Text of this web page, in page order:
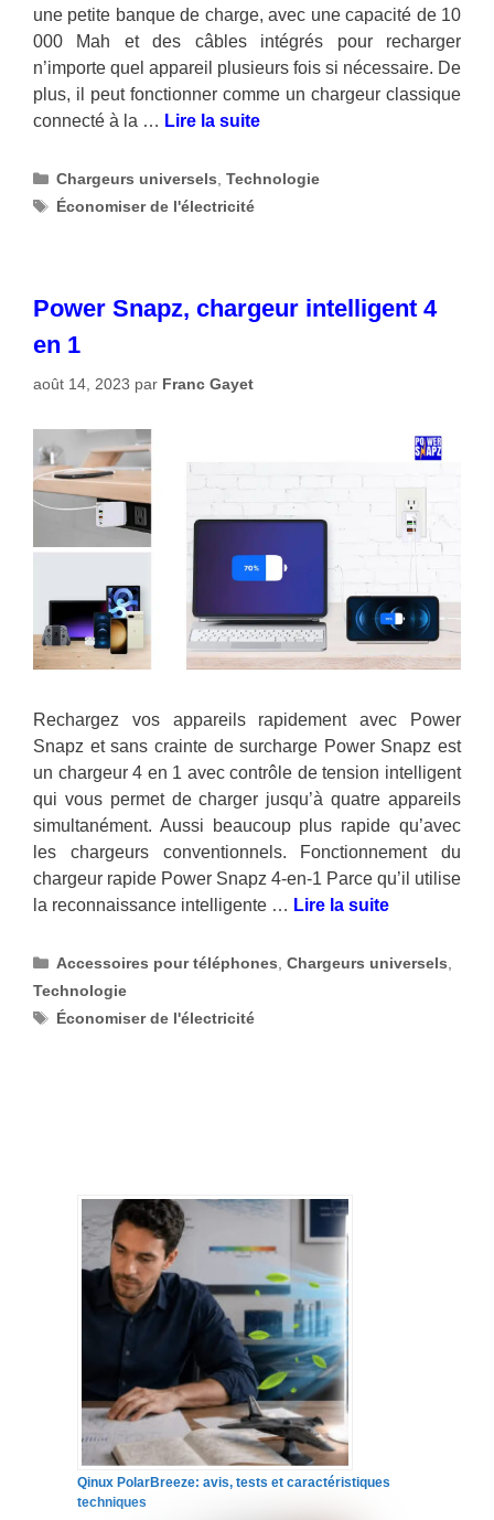
une petite banque de charge, avec une capacité de 10
000 Mah et des câbles intégrés pour recharger
n’importe quel appareil plusieurs fois si nécessaire. De
plus, il peut fonctionner comme un chargeur classique
connecté à la … Lire la suite
Catégories
Chargeurs universels ,Technologie
Étiquettes
Économiser de l'électricité
Power Snapz, chargeur intelligent 4
en 1
août 14, 2023 par Franc Gayet
Rechargez vos appareils rapidement avec Power
Snapz et sans crainte de surcharge Power Snapz est
un chargeur 4 en 1 avec contrôle de tension intelligent
qui vous permet de charger jusqu’à quatre appareils
simultanément. Aussi beaucoup plus rapide qu’avec
les chargeurs conventionnels. Fonctionnement du
chargeur rapide Power Snapz 4-en-1 Parce qu’il utilise
la reconnaissance intelligente … Lire la suite
Catégories
Accessoires pour téléphones ,Chargeurs universels
Technologie
Étiquettes
Économiser de l'électricité
Qinux PolarBreeze: avis, tests et caractéristiques
techniques